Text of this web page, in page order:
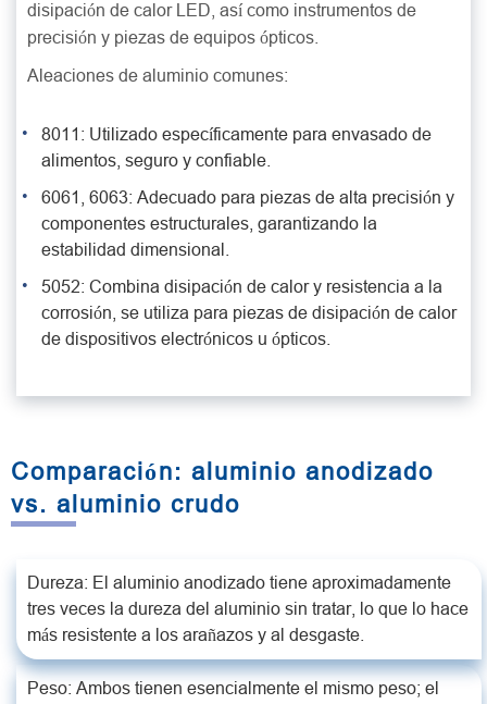
disipación de calor LED, así como instrumentos de
precisión y piezas de equipos ópticos.
Aleaciones de aluminio comunes:
8011: Utilizado específicamente para envasado de
alimentos, seguro y confiable.
6061, 6063: Adecuado para piezas de alta precisión y
componentes estructurales, garantizando la
estabilidad dimensional.
5052: Combina disipación de calor y resistencia a la
corrosión, se utiliza para piezas de disipación de calor
de dispositivos electrónicos u ópticos.
Comparación: aluminio anodizado
vs. aluminio crudo
Dureza: El aluminio anodizado tiene aproximadamente
tres veces la dureza del aluminio sin tratar, lo que lo hace
más resistente a los arañazos y al desgaste.
Peso: Ambos tienen esencialmente el mismo peso; el